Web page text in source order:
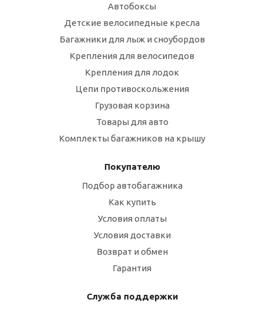
Автобоксы
Детские велосипедные кресла
Багажники для лыж и сноубордов
Крепления для велосипедов
Крепления для лодок
Цепи противоскольжения
Грузовая корзина
Товары для авто
Комплекты багажников на крышу
Покупателю
Подбор автобагажника
Как купить
Условия оплаты
Условия доставки
Возврат и обмен
Гарантия
Служба поддержки